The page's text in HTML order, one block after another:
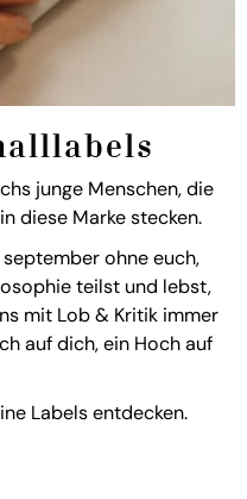
junge Menschen, die
diese Marke stecken.
ohne euch,
teilst und lebst,
mit Lob & Kritik immer
auf dich, ein Hoch auf
Labels entdecken.